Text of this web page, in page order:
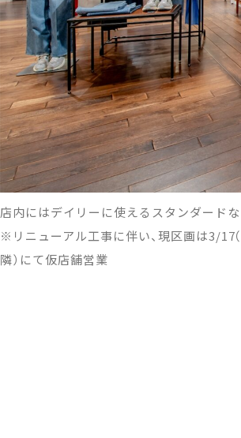
店内にはデイリーに使えるスタンダード
※リニューアル工事に伴い、現区画は3/17
隣）にて仮店舗営業